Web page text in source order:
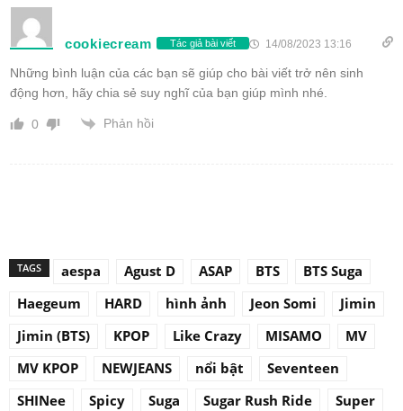
cookiecream Tác giả bài viết 14/08/2023 13:16
Những bình luận của các bạn sẽ giúp cho bài viết trở nên sinh
động hơn, hãy chia sẻ suy nghĩ của bạn giúp mình nhé.
0 Phản hồi
TAGS aespa Agust D ASAP BTS
BTS Suga
Haegeum
HARD hình ảnh Jeon Somi
Jimin
Jimin (BTS)
KPOP Like Crazy MISAMO
MV
MV KPOP
NEWJEANS nổi bật
Seventeen
SHINee
Spicy Suga Sugar Rush Ride
Super